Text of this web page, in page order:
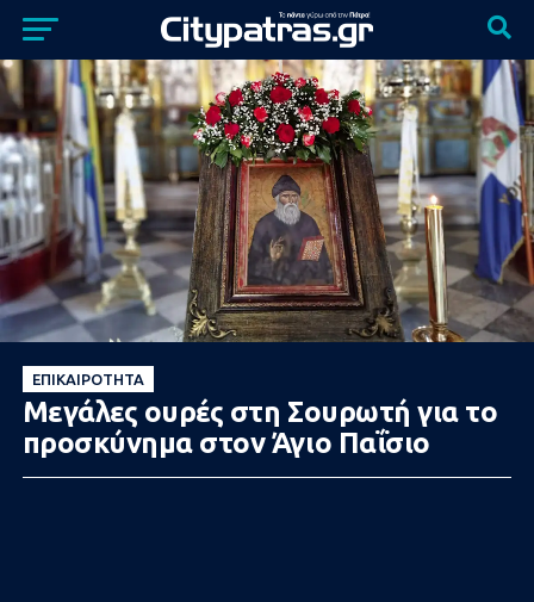
ΕΠΙΚΑΙΡΌΤΗΤΑ
Μεγάλες ουρές στη Σουρωτή για το
προσκύνημα στον Άγιο Παΐσιο